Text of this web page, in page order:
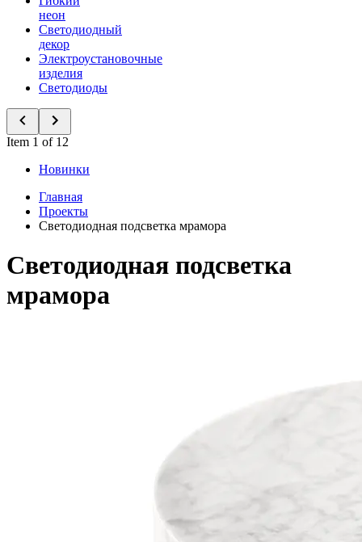
неон
Светодиодный
декор
Электроустановочные
изделия
Светодиоды
Item 1 of 12
Новинки
Главная
Проекты
Светодиодная подсветка мрамора
Светодиодная подсветка
мрамора